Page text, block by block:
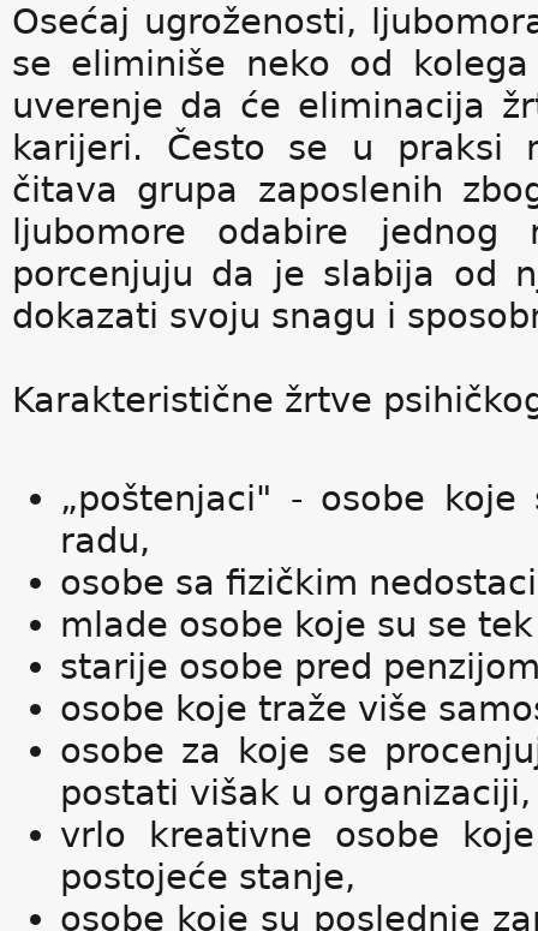
Osećaj ugroženosti,
se eliminiše neko od
uverenje da će eliminacija
karijeri. Često se u praksi
čitava grupa zaposlenih
ljubomore odabire
porcenjuju da je slabija od
dokazati svoju snagu i
Karakteristične žrtve
„poštenjaci" - osobe
radu,
osobe sa fizičkim
mlade osobe koje su se
starije osobe pred
osobe koje traže više
osobe za koje se
postati višak u organizaciji,
vrlo kreativne osobe
postojeće stanje,
osobe koje su poslednje